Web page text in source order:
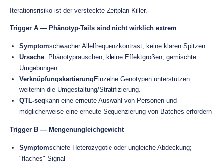
Iterationsrisiko ist der versteckte Zeitplan-Killer.
Trigger A — Phänotyp-Tails sind nicht wirklich extrem
Symptomschwacher Allelfrequenzkontrast; keine klaren Spitzen
Ursache: Phänotyprauschen; kleine Effektgrößen; gemischte
Umgebungen
Verknüpfungskartierung Einzelne Genotypen unterstützen
weiterhin die Umgestaltung/Stratifizierung.
QTL-seq kann eine erneute Auswahl von Personen und
möglicherweise eine erneute Sequenzierung von Batches erfordern
Trigger B — Mengenungleichgewicht
Symptomschiefe Heterozygotie oder ungleiche Abdeckung;
"flaches" Signal